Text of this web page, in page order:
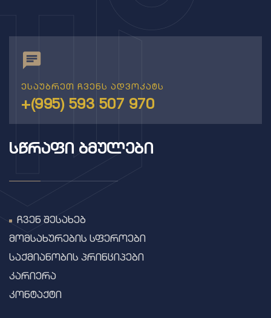
ესაუბრეთ ჩვენს ადვოკატს
+(995) 593 507 970
ᲡᲬᲠᲐᲤᲘ ᲑᲛᲣᲚᲔᲑᲘ
ჩვენ შესახებ
მომსახურების სფეროები
საქმიანობის პრინციპები
კარიერა
კონტაქტი